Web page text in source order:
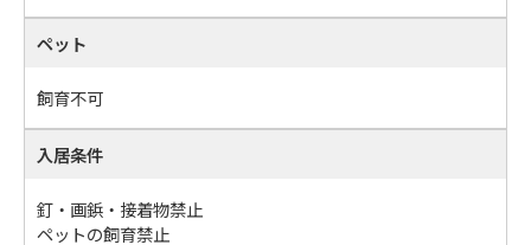
ペット
飼育不可
入居条件
釘・画鋲・接着物禁止
ペットの飼育禁止